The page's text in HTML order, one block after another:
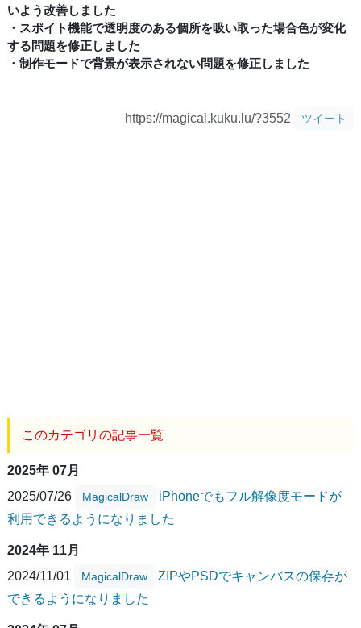
いよう改善しました
・スポイト機能で透明度のある個所を吸い取った場合色が変化
する問題を修正しました
・制作モードで背景が表示されない問題を修正しました
https://magical.kuku.lu/?3552 ツイート
このカテゴリの記事一覧
2025年 07月
2025/07/26
MagicalDraw
iPhoneでもフル解像度モードが
利用できるようになりました
2024年 11月
2024/11/01
MagicalDraw
ZIPやPSDでキャンバスの保存が
できるようになりました